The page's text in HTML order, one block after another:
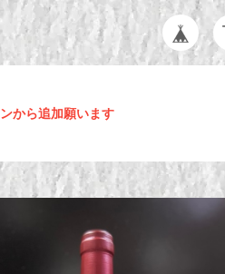
から追加願います